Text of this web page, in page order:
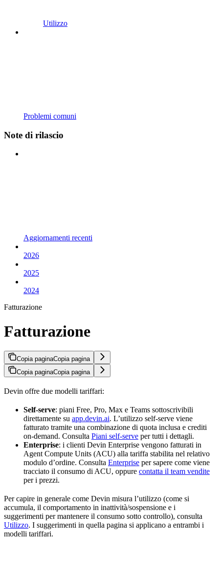
Utilizzo
Problemi comuni
Note di rilascio
Aggiornamenti recenti
2026
2025
2024
Fatturazione
Fatturazione
Copia paginaCopia pagina
Copia paginaCopia pagina
Devin offre due modelli tariffari:
Self-serve: piani Free, Pro, Max e Teams sottoscrivibili
direttamente su app.devin.ai. L’utilizzo self-serve viene
fatturato tramite una combinazione di quota inclusa e crediti
on-demand. Consulta Piani self-serve per tutti i dettagli.
Enterprise: i clienti Devin Enterprise vengono fatturati in
Agent Compute Units (ACU) alla tariffa stabilita nel relativo
modulo d’ordine. Consulta Enterprise per sapere come viene
tracciato il consumo di ACU, oppure contatta il team vendite
per i prezzi.
Per capire in generale come Devin misura l’utilizzo (come si
accumula, il comportamento in inattività/sospensione e i
suggerimenti per mantenere il consumo sotto controllo), consulta
Utilizzo. I suggerimenti in quella pagina si applicano a entrambi i
modelli tariffari.